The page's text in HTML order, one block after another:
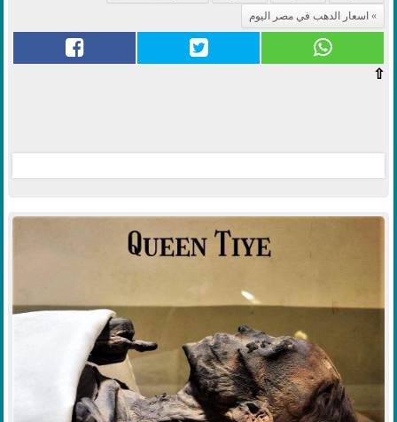
اسعار الدهب في مصر اليوم
⇧